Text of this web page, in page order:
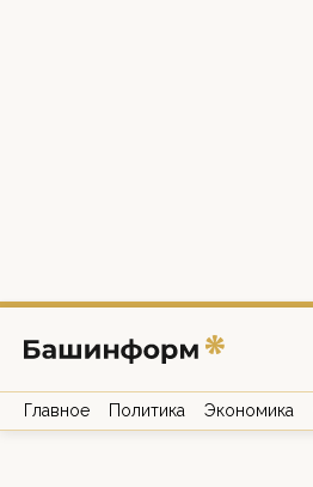
Главное Политика Экономика